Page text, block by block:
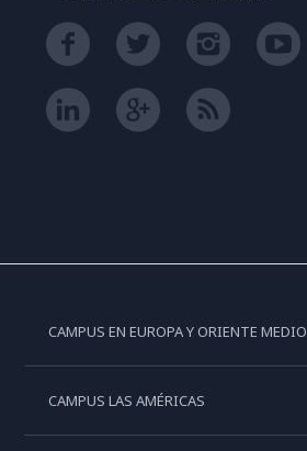
CAMPUS EN EUROPA Y ORIENTE MEDIO
CAMPUS LAS AMÉRICAS